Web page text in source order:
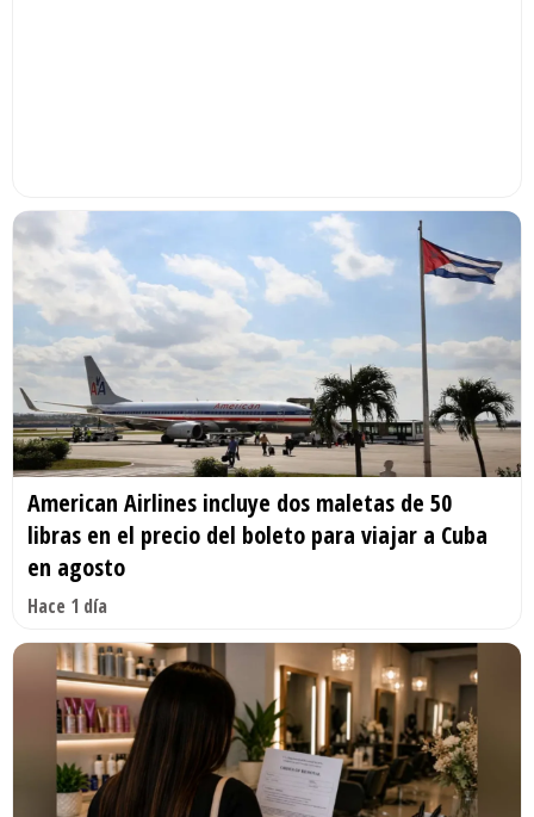
American Airlines incluye dos maletas de 50
libras en el precio del boleto para viajar a Cuba
en agosto
Hace 1 día